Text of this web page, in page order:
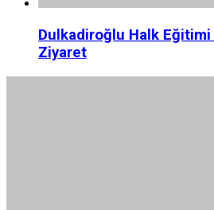
Dulkadiroğlu Halk Eğitimi
Ziyaret